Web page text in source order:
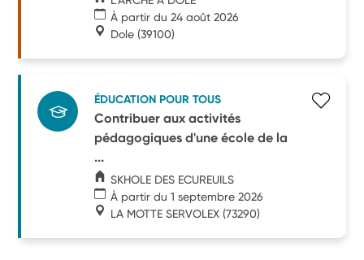
À partir du 24 août 2026
Dole (39100)
ÉDUCATION POUR TOUS
Contribuer aux activités
pédagogiques d'une école de la
...
SKHOLE DES ECUREUILS
À partir du 1 septembre 2026
LA MOTTE SERVOLEX (73290)